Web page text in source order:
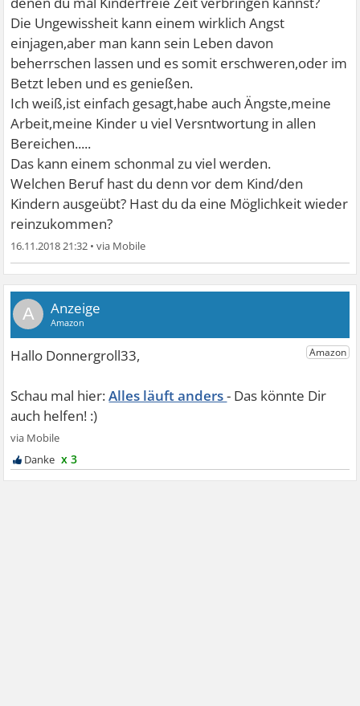
Die Ungewissheit kann einem wirklich Angst
einjagen,aber man kann sein Leben davon
beherrschen lassen und es somit erschweren,oder im
Betzt leben und es genießen.
Ich weiß,ist einfach gesagt,habe auch Ängste,meine
Arbeit,meine Kinder u viel Versntwortung in allen
Bereichen.....
Das kann einem schonmal zu viel werden.
Welchen Beruf hast du denn vor dem Kind/den
Kindern ausgeübt? Hast du da eine Möglichkeit wieder
reinzukommen?
16.11.2018 21:32 •
A
Alles läuft anders
x 3